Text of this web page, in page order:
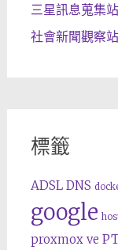
三星訊息蒐集站
社會新聞觀察站
標籤
ADSL DNS
google
proxmox ve